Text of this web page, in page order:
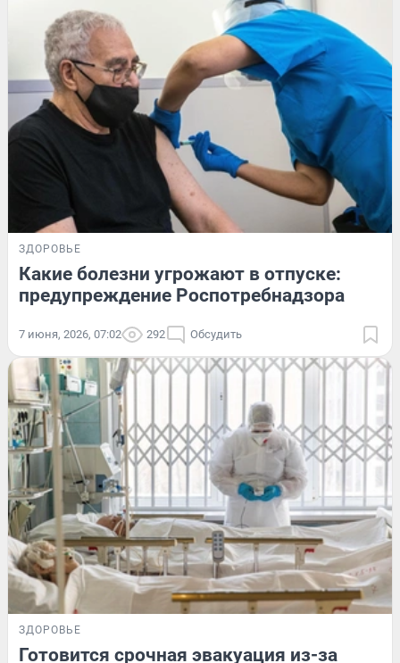
ЗДОРОВЬЕ
Какие болезни угрожают в отпуске:
предупреждение Роспотребнадзора
7 июня, 2026, 07:02 292 Обсудить
ЗДОРОВЬЕ
Готовится срочная эвакуация из-за